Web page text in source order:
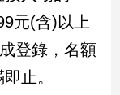
元(含)以上
登錄，名額
止。